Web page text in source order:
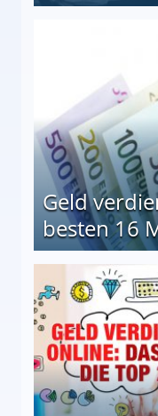
Geld
besten 16